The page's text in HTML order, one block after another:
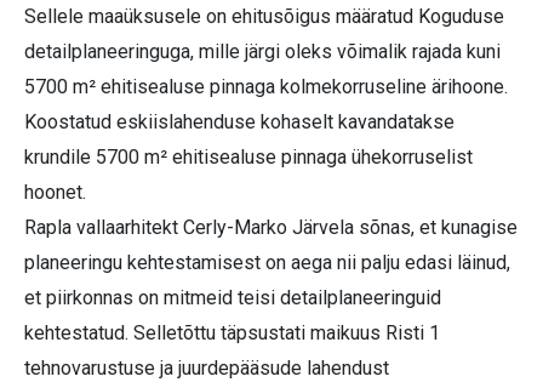
Sellele maaüksusele on ehitusõigus määratud Koguduse
detailplaneeringuga, mille järgi oleks võimalik rajada kuni
5700 m² ehitisealuse pinnaga kolmekorruseline ärihoone.
Koostatud eskiislahenduse kohaselt kavandatakse
krundile 5700 m² ehitisealuse pinnaga ühekorruselist
hoonet.
Rapla vallaarhitekt Cerly-Marko Järvela sõnas, et kunagise
planeeringu kehtestamisest on aega nii palju edasi läinud,
et piirkonnas on mitmeid teisi detailplaneeringuid
kehtestatud. Selletõttu täpsustati maikuus Risti 1
tehnovarustuse ja juurdepääsude lahendust